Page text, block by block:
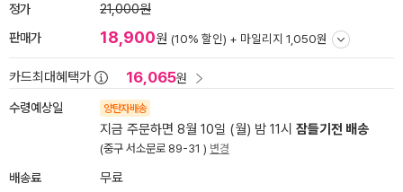
정가 21,000원
판매가 18,900원 (10% 할인) + 마일리지 1,050원
카드최대혜택가 16,065원
수령예상일 양탄자배송
지금 주문하면 8월 10일 (월) 밤 11시 잠들기전 배송
(중구 서소문로 89-31 ) 변경
배송료
무료